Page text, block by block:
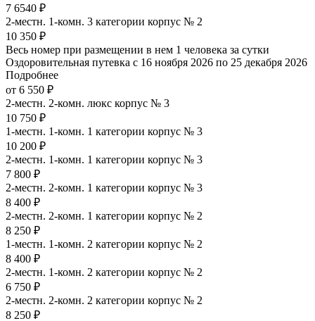
7 6540 ₽
2-местн. 1-комн. 3 категории корпус № 2
10 350 ₽
Весь номер при размещении в нем 1 человека за сутки
Оздоровительная путевка с 16 ноября 2026 по 25 декабря 2026
Подробнее
от 6 550 ₽
2-местн. 2-комн. люкс корпус № 3
10 750 ₽
1-местн. 1-комн. 1 категории корпус № 3
10 200 ₽
2-местн. 1-комн. 1 категории корпус № 3
7 800 ₽
2-местн. 2-комн. 1 категории корпус № 3
8 400 ₽
2-местн. 2-комн. 1 категории корпус № 2
8 250 ₽
1-местн. 1-комн. 2 категории корпус № 2
8 400 ₽
2-местн. 1-комн. 2 категории корпус № 2
6 750 ₽
2-местн. 2-комн. 2 категории корпус № 2
8 250 ₽